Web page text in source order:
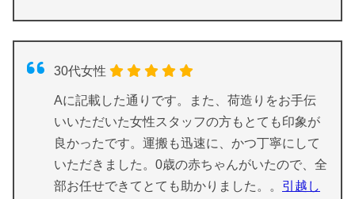
30代女性
Aに記載した通りです。また、荷造りをお手伝
いいただいた女性スタッフの方もとても印象が
良かったです。運搬も迅速に、かつ丁寧にして
いただきました。0歳の赤ちゃんがいたので、全
部お任せできてとても助かりました。。 引越し